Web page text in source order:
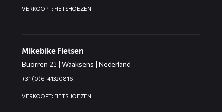
VERKOOPT: FIETSHOEZEN
Mikebike Fietsen
Buorren 23 | Waaksens | Nederland
+31 (0)6-41320816
VERKOOPT: FIETSHOEZEN